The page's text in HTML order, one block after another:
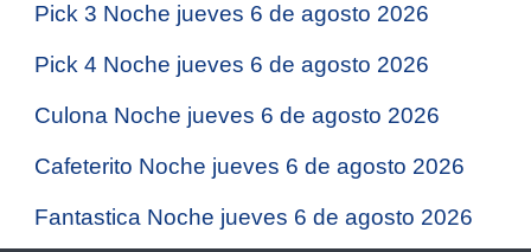
Pick 3 Noche jueves 6 de agosto 2026
Pick 4 Noche jueves 6 de agosto 2026
Culona Noche jueves 6 de agosto 2026
Cafeterito Noche jueves 6 de agosto 2026
Fantastica Noche jueves 6 de agosto 2026